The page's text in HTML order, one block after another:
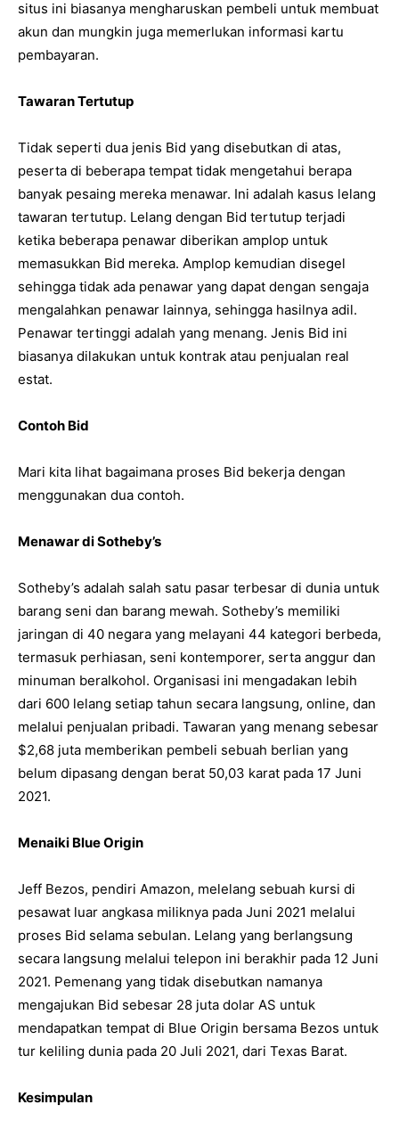
situs ini biasanya mengharuskan pembeli untuk membuat
akun dan mungkin juga memerlukan informasi kartu
pembayaran.
Tawaran Tertutup
Tidak seperti dua jenis Bid yang disebutkan di atas,
peserta di beberapa tempat tidak mengetahui berapa
banyak pesaing mereka menawar. Ini adalah kasus lelang
tawaran tertutup. Lelang dengan Bid tertutup terjadi
ketika beberapa penawar diberikan amplop untuk
memasukkan Bid mereka. Amplop kemudian disegel
sehingga tidak ada penawar yang dapat dengan sengaja
mengalahkan penawar lainnya, sehingga hasilnya adil.
Penawar tertinggi adalah yang menang. Jenis Bid ini
biasanya dilakukan untuk kontrak atau penjualan real
estat.
Contoh Bid
Mari kita lihat bagaimana proses Bid bekerja dengan
menggunakan dua contoh.
Menawar di Sotheby’s
Sotheby’s adalah salah satu pasar terbesar di dunia untuk
barang seni dan barang mewah. Sotheby’s memiliki
jaringan di 40 negara yang melayani 44 kategori berbeda,
termasuk perhiasan, seni kontemporer, serta anggur dan
minuman beralkohol. Organisasi ini mengadakan lebih
dari 600 lelang setiap tahun secara langsung, online, dan
melalui penjualan pribadi. Tawaran yang menang sebesar
$2,68 juta memberikan pembeli sebuah berlian yang
belum dipasang dengan berat 50,03 karat pada 17 Juni
2021.
Menaiki Blue Origin
Jeff Bezos, pendiri Amazon, melelang sebuah kursi di
pesawat luar angkasa miliknya pada Juni 2021 melalui
proses Bid selama sebulan. Lelang yang berlangsung
secara langsung melalui telepon ini berakhir pada 12 Juni
2021. Pemenang yang tidak disebutkan namanya
mengajukan Bid sebesar 28 juta dolar AS untuk
mendapatkan tempat di Blue Origin bersama Bezos untuk
tur keliling dunia pada 20 Juli 2021, dari Texas Barat.
Kesimpulan